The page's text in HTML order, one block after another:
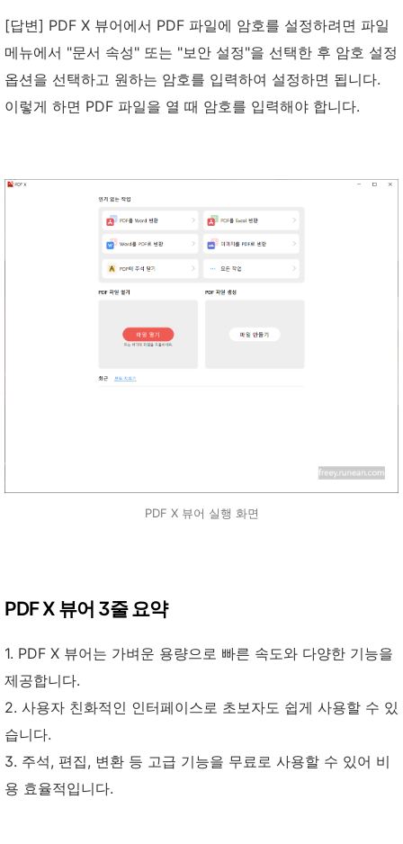
[답변] PDF X 뷰어에서 PDF 파일에 암호를 설정하려면 파일
메뉴에서 "문서 속성" 또는 "보안 설정"을 선택한 후 암호 설정
옵션을 선택하고 원하는 암호를 입력하여 설정하면 됩니다.
이렇게 하면 PDF 파일을 열 때 암호를 입력해야 합니다.
PDF X 뷰어 실행 화면
PDF X 뷰어 3줄 요약
1. PDF X 뷰어는 가벼운 용량으로 빠른 속도와 다양한 기능을
제공합니다.
2. 사용자 친화적인 인터페이스로 초보자도 쉽게 사용할 수 있
습니다.
3. 주석, 편집, 변환 등 고급 기능을 무료로 사용할 수 있어 비
용 효율적입니다.